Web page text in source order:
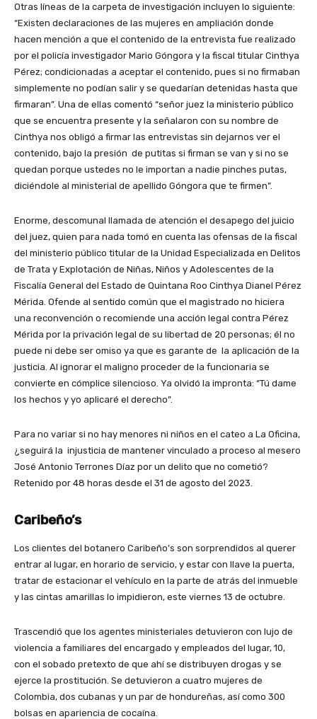
Otras líneas de la carpeta de investigación incluyen lo siguiente:
“Existen declaraciones de las mujeres en ampliación donde
hacen mención a que el contenido de la entrevista fue realizado
por el policía investigador Mario Góngora y la fiscal titular Cinthya
Pérez; condicionadas a aceptar el contenido, pues si no firmaban
simplemente no podían salir y se quedarían detenidas hasta que
firmaran”. Una de ellas comentó “señor juez la ministerio público
que se encuentra presente y la señalaron con su nombre de
Cinthya nos obligó a firmar las entrevistas sin dejarnos ver el
contenido, bajo la presión de putitas si firman se van y si no se
quedan porque ustedes no le importan a nadie pinches putas,
diciéndole al ministerial de apellido Góngora que te firmen”.
Enorme, descomunal llamada de atención el desapego del juicio
del juez, quien para nada tomó en cuenta las ofensas de la fiscal
del ministerio público titular de la Unidad Especializada en Delitos
de Trata y Explotación de Niñas, Niños y Adolescentes de la
Fiscalía General del Estado de Quintana Roo Cinthya Dianel Pérez
Mérida. Ofende al sentido común que el magistrado no hiciera
una reconvención o recomiende una acción legal contra Pérez
Mérida por la privación legal de su libertad de 20 personas; él no
puede ni debe ser omiso ya que es garante de la aplicación de la
justicia. Al ignorar el maligno proceder de la funcionaria se
convierte en cómplice silencioso. Ya olvidó la impronta: “Tú dame
los hechos y yo aplicaré el derecho”.
Para no variar si no hay menores ni niños en el cateo a La Oficina,
¿seguirá la injusticia de mantener vinculado a proceso al mesero
José Antonio Terrones Díaz por un delito que no cometió?
Retenido por 48 horas desde el 31 de agosto del 2023.
Caribeño’s
Los clientes del botanero Caribeño’s son sorprendidos al querer
entrar al lugar, en horario de servicio, y estar con llave la puerta,
tratar de estacionar el vehículo en la parte de atrás del inmueble
y las cintas amarillas lo impidieron, este viernes 13 de octubre.
Trascendió que los agentes ministeriales detuvieron con lujo de
violencia a familiares del encargado y empleados del lugar, 10,
con el sobado pretexto de que ahí se distribuyen drogas y se
ejerce la prostitución. Se detuvieron a cuatro mujeres de
Colombia, dos cubanas y un par de hondureñas, así como 300
bolsas en apariencia de cocaína.